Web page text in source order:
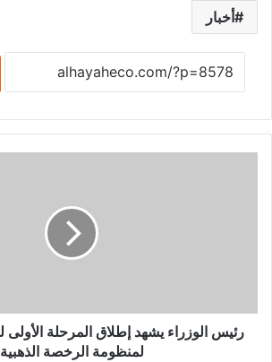
أخبار
رئيس الوزراء يشهد إطلاق المرحلة الأولى
لمنظومة الرخصة الذهبية